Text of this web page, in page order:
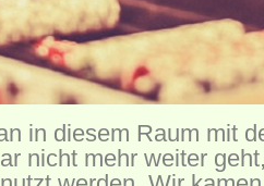
in diesem Raum mit
nicht mehr weiter